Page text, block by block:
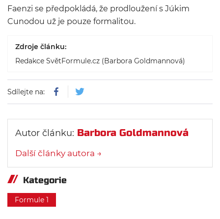
Faenzi se předpokládá, že prodloužení s Júkim
Cunodou už je pouze formalitou.
Zdroje článku:
Redakce SvětFormule.cz (Barbora Goldmannová)
Sdílejte na:
Autor článku: Barbora Goldmannová
Další články autora →
Kategorie
Formule 1